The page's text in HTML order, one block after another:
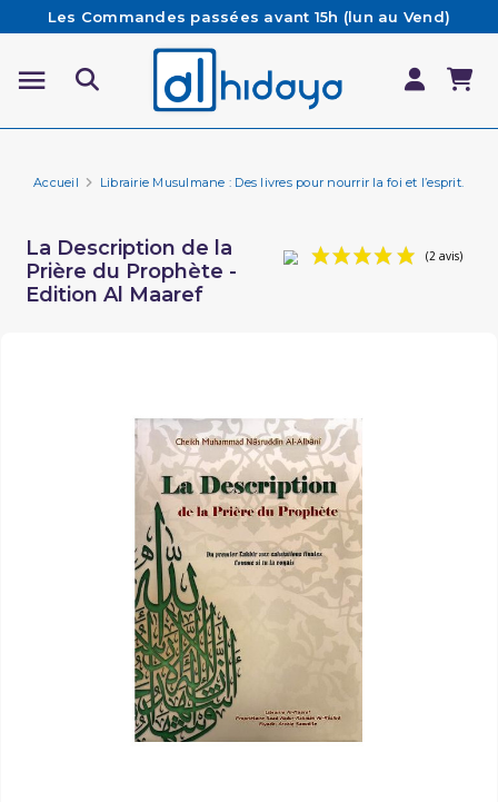
Les Commandes passées avant 15h (lun au Vend)
sont préparées et expédiées le jour même
Besoin d'aide ? Retrouvez notre FAQ
Livraison offerte à partir de 65€ d'achat*
Accueil Librairie Musulmane : Des livres pour nourrir la foi et l’esprit.
La Description de la
Prière du Prophète -
Edition Al Maaref